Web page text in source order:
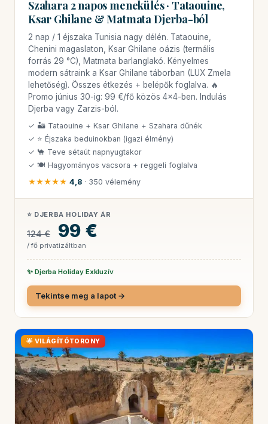
Szahara 2 napos menekülés · Tataouine,
Ksar Ghilane & Matmata Djerba-ból
2 nap / 1 éjszaka Tunisia nagy délén. Tataouine,
Chenini magaslaton, Ksar Ghilane oázis (termális
forrás 29 °C), Matmata barlanglakó. Kényelmes
modern sátraink a Ksar Ghilane táborban (LUX Zmela
lehetőség). Összes étkezés + belépők foglalva. 🔥
Promo június 30-ig: 99 €/fő közös 4×4-ben. Indulás
Djerba vagy Zarzis-ból.
✓ 🏜 Tataouine + Ksar Ghilane + Szahara dűnék
✓ ⭐ Éjszaka beduinokban (igazi élmény)
✓ 🐪 Teve sétaút napnyugtakor
✓ 🍽 Hagyományos vacsora + reggeli foglalva
★★★★★ 4,8 · 350 vélemény
⭐ DJERBA HOLIDAY ÁR
124 € 99 €
/ fő privatizáltban
✨ Djerba Holiday Exkluzív
Tekintse meg a lapot →
🌟 VILÁGÍTÓTORONY